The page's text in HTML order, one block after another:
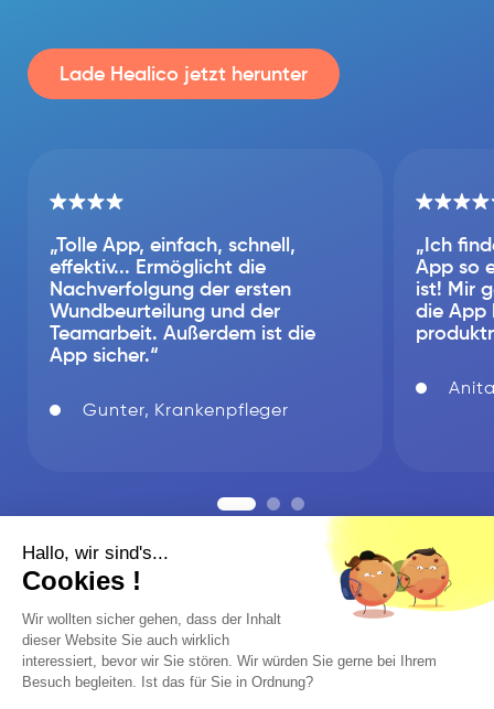
Lade Healico jetzt herunter
„Tolle App, einfach, schnell,
effektiv... Ermöglicht die
Nachverfolgung der ersten
Wundbeurteilung und der
Teamarbeit. Außerdem ist die
App sicher.“
Gunter, Krankenpfleger
„Ich
App so
ist! Mir
die App
Allgemeine Geschäftsbedingungen
Hallo, wir sind's...
Cookies !
Wir wollten sicher gehen, dass der Inhalt
dieser Website Sie auch wirklich
interessiert, bevor wir Sie stören. Wir würden Sie gerne bei Ihrem
Besuch begleiten. Ist das für Sie in Ordnung?